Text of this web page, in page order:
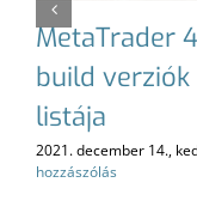
MetaTrader 4
build verziók
listája
2021. december 14.,
hozzászólás